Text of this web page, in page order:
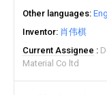
Other languages
Inventor 肖伟棋
Current Assignee
Material Co ltd